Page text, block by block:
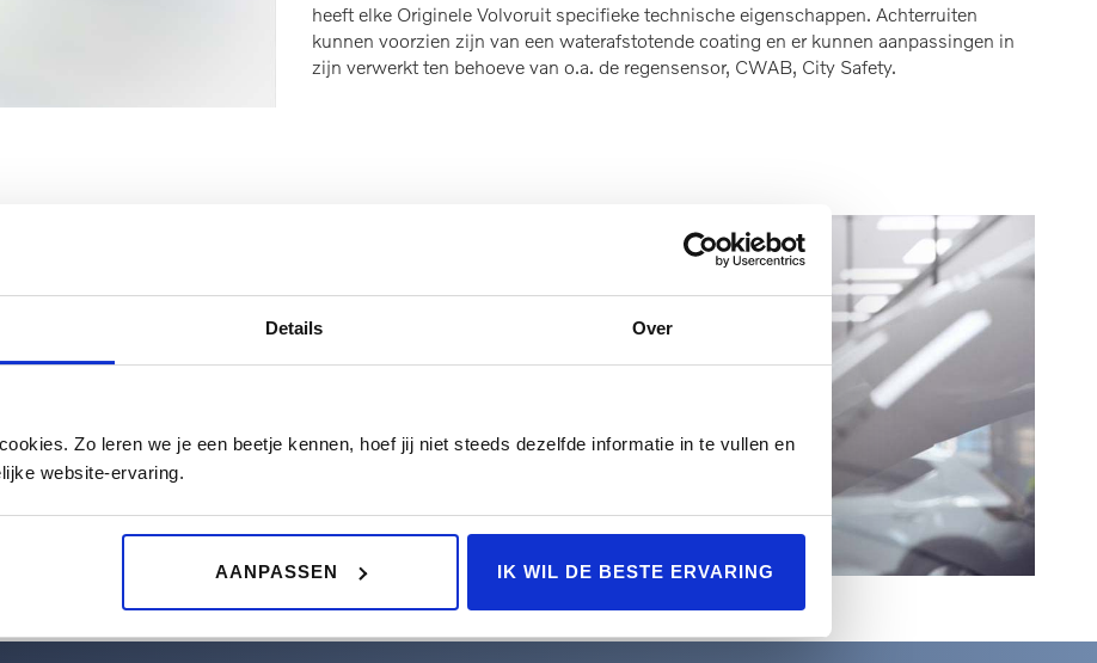
Details Over
Zo leren we je een beetje kennen, hoef jij niet steeds dezelfde informatie in te vullen en
website-ervaring.
AANPASSEN IK WIL DE BESTE ERVARING
heeft elke Originele Volvoruit specifieke technische eigenschappen. Achterruiten
kunnen voorzien zijn van een waterafstotende coating en er kunnen aanpassingen in
zijn verwerkt ten behoeve van o.a. de regensensor, CWAB, City Safety.
Schadeherstel
zekerheid van 4 jaar
onderdelen en uw
kunnen wij de dezelfde
hiervoor risico’s te nemen?
dealer te laten repareren